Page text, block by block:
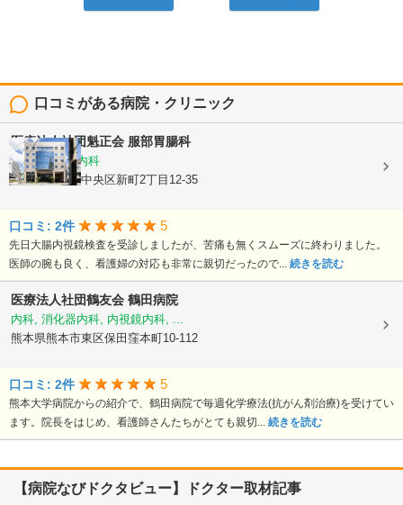
口コミがある病院・クリニック
医療法人社団魁正会 服部胃腸科
消化器内科, 内科
熊本県熊本市中央区新町2丁目12-35
口コミ: 2件 5
先日大腸内視鏡検査を受診しましたが、苦痛も無くスムーズに終わりました。
医師の腕も良く、看護婦の対応も非常に親切だったので... 続きを読む
医療法人社団鶴友会 鶴田病院
内科, 消化器内科, 内視鏡内科, ...
熊本県熊本市東区保田窪本町10-112
口コミ: 2件 5
熊本大学病院からの紹介で、鶴田病院で毎週化学療法(抗がん剤治療)を受けてい
ます。院長をはじめ、看護師さんたちがとても親切... 続きを読む
【病院なびドクタビュー】ドクター取材記事